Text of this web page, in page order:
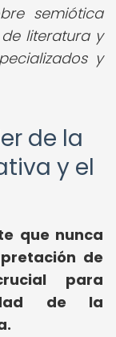
semiótica
literatura y
y
de la
y el
que nunca
de
para
de la